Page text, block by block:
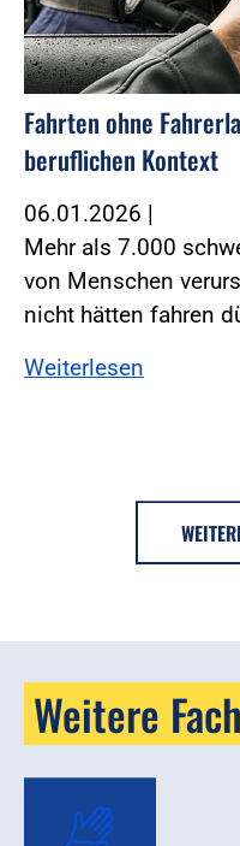
Fahrten ohne
beruflichen Kontext
06.01.2026 |
Mehr als 7.000
von Menschen
nicht hätten fahren
Weiterlesen
Weitere